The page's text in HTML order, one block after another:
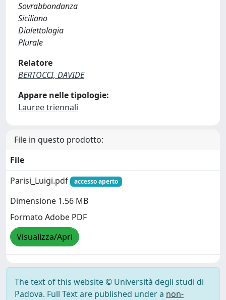
Sovrabbondanza
Siciliano
Dialettologia
Plurale
Relatore
BERTOCCI, DAVIDE
Appare nelle tipologie:
Lauree triennali
File in questo prodotto:
File
Parisi_Luigi.pdf
accesso aperto
Dimensione 1.56 MB
Formato Adobe PDF
Visualizza/Apri
The text of this website © Università degli studi di
Padova. Full Text are published under a non-